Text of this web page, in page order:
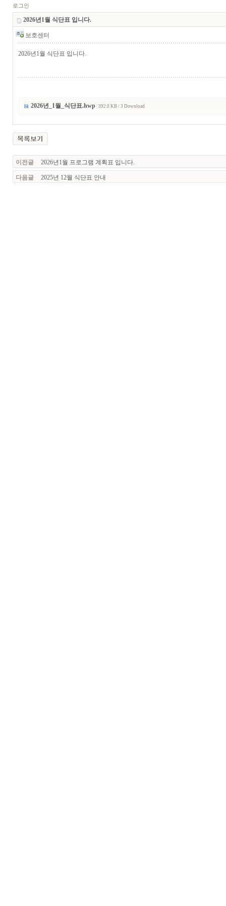
로그인
2026년1월 식단표 입니다.
보호센터
2026년1월 식단표 입니다.
2026년_1월_식단표.hwp 392.0 KB / 3 Download
이전글 2026년1월 프로그램 계획표 입니다.
다음글 2025년 12월 식단표 안내